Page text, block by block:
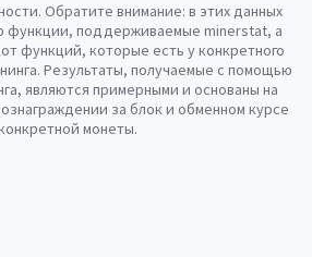
Обратите внимание: в этих данных
функции, поддерживаемые minerstat, а
функций, которые есть у конкретного
Результаты, получаемые с помощью
являются примерными и основаны на
за блок и обменном курсе
монеты.